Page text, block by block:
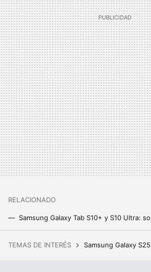
RELACIONADO
TEMAS DE INTERÉS Samsung Galaxy S25